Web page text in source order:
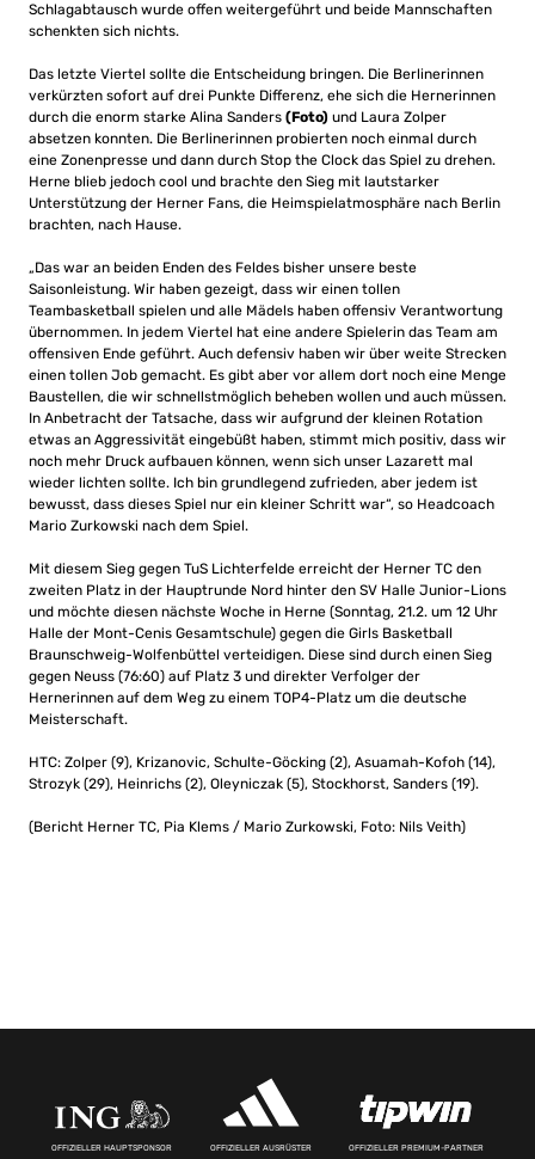
Schlagabtausch wurde offen weitergeführt und beide Mannschaften
schenkten sich nichts.
Das letzte Viertel sollte die Entscheidung bringen. Die Berlinerinnen
verkürzten sofort auf drei Punkte Differenz, ehe sich die Hernerinnen
durch die enorm starke Alina Sanders (Foto) und Laura Zolper
absetzen konnten. Die Berlinerinnen probierten noch einmal durch
eine Zonenpresse und dann durch Stop the Clock das Spiel zu drehen.
Herne blieb jedoch cool und brachte den Sieg mit lautstarker
Unterstützung der Herner Fans, die Heimspielatmosphäre nach Berlin
brachten, nach Hause.
„Das war an beiden Enden des Feldes bisher unsere beste
Saisonleistung. Wir haben gezeigt, dass wir einen tollen
Teambasketball spielen und alle Mädels haben offensiv Verantwortung
übernommen. In jedem Viertel hat eine andere Spielerin das Team am
offensiven Ende geführt. Auch defensiv haben wir über weite Strecken
einen tollen Job gemacht. Es gibt aber vor allem dort noch eine Menge
Baustellen, die wir schnellstmöglich beheben wollen und auch müssen.
In Anbetracht der Tatsache, dass wir aufgrund der kleinen Rotation
etwas an Aggressivität eingebüßt haben, stimmt mich positiv, dass wir
noch mehr Druck aufbauen können, wenn sich unser Lazarett mal
wieder lichten sollte. Ich bin grundlegend zufrieden, aber jedem ist
bewusst, dass dieses Spiel nur ein kleiner Schritt war“, so Headcoach
Mario Zurkowski nach dem Spiel.
Mit diesem Sieg gegen TuS Lichterfelde erreicht der Herner TC den
zweiten Platz in der Hauptrunde Nord hinter den SV Halle Junior-Lions
und möchte diesen nächste Woche in Herne (Sonntag, 21.2. um 12 Uhr
Halle der Mont-Cenis Gesamtschule) gegen die Girls Basketball
Braunschweig-Wolfenbüttel verteidigen. Diese sind durch einen Sieg
gegen Neuss (76:60) auf Platz 3 und direkter Verfolger der
Hernerinnen auf dem Weg zu einem TOP4-Platz um die deutsche
Meisterschaft.
HTC: Zolper (9), Krizanovic, Schulte-Göcking (2), Asuamah-Kofoh (14),
Strozyk (29), Heinrichs (2), Oleyniczak (5), Stockhorst, Sanders (19).
(Bericht Herner TC, Pia Klems / Mario Zurkowski, Foto: Nils Veith)
OFFIZIELLER HAUPTSPONSOR OFFIZIELLER AUSRÜSTER OFFIZIELLER PREMIUM-PARTNER